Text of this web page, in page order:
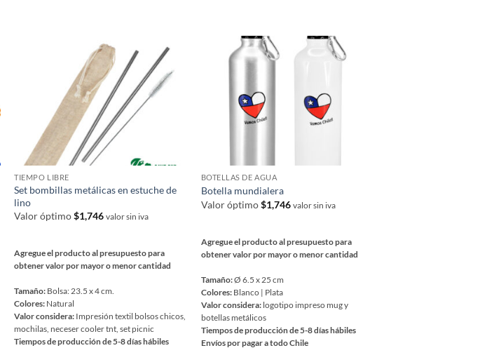
TIEMPO LIBRE
Set bombillas metálicas en estuche de
lino
Valor óptimo$1,746 valor sin iva
Agregue el producto al presupuesto para
obtener valor por mayor o menor cantidad
Tamaño: Bolsa: 23.5 x 4 cm.
Colores: Natural
Valor considera: Impresión textil bolsos chicos,
mochilas, neceser cooler tnt, set picnic
Tiempos de producción de 5-8 días hábiles
BOTELLAS DE AGUA
Botella mundialera
Valor óptimo$1,746 valor sin iva
Agregue el producto al presupuesto para
obtener valor por mayor o menor cantidad
Tamaño:Ø 6.5 x 25 cm
Colores: Blanco | Plata
Valor considera: logotipo impreso mug y
botellas metálicos
Tiempos de producción de 5-8 días hábiles
Envíos por pagar a todo Chile